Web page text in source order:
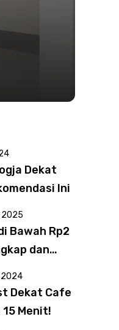
Dekat
Ini
2025
Bawah Rp2
dan
2024
Dekat Cafe
15 Menit!